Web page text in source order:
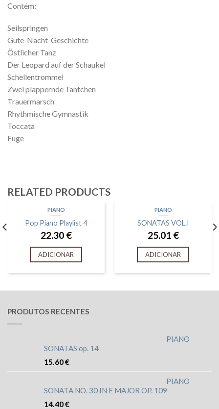
Contém:
Seilspringen
Gute-Nacht-Geschichte
Östlicher Tanz
Der Leopard auf der Schaukel
Schellentrommel
Zwei plappernde Tantchen
Trauermarsch
Rhythmische Gymnastik
Toccata
Fuge
RELATED PRODUCTS
PIANO
Pop Piano Playlist 4
22.30 €
ADICIONAR
PIANO
SONATAS VOL.I
25.01 €
ADICIONAR
PRODUTOS RECENTES
PIANO
SONATAS op. 14
15.60€
PIANO
SONATA NO. 30 IN E MAJOR OP. 109
14.40€